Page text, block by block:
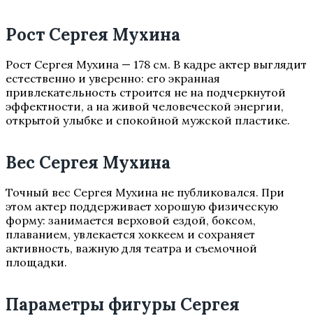
Рост Сергея Мухина
Рост Сергея Мухина — 178 см. В кадре актер выглядит
естественно и уверенно: его экранная
привлекательность строится не на подчеркнутой
эффектности, а на живой человеческой энергии,
открытой улыбке и спокойной мужской пластике.
Вес Сергея Мухина
Точный вес Сергея Мухина не публиковался. При
этом актер поддерживает хорошую физическую
форму: занимается верховой ездой, боксом,
плаванием, увлекается хоккеем и сохраняет
активность, важную для театра и съемочной
площадки.
Параметры фигуры Сергея